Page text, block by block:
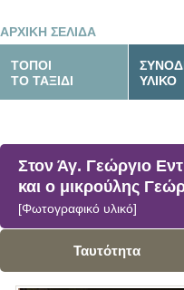
ΑΡΧΙΚΗ ΣΕΛΙΔΑ
ΤΟΠΟΙ
ΤΟ ΤΑΞΙΔΙ
ΥΛΙΚΟ
Στον Άγ. Γεώργιο
και ο μικρούλης
[Φωτογραφικό υλικό]
Ταυτότητα